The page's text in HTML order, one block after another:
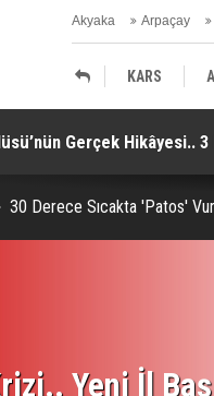
Akyaka Arpaçay
Kars Gündem
KARS
SELİM
Gerçek Hikâyesi.. 3
30 Derece Sıcakta 'Patos'
Yeni İl